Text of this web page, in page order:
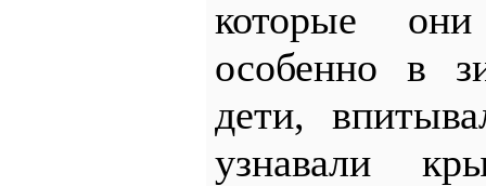
которые
особенно в
дети,
узнавали